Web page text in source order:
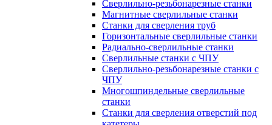
Сверлильно-резьбонарезные станки
Магнитные сверлильные станки
Станки для сверления труб
Горизонтальные сверлильные станки
Радиально-сверлильные станки
Сверлильные станки с ЧПУ
Сверлильно-резьбонарезные станки с
ЧПУ
Многошпиндельные сверлильные
станки
Станки для сверления отверстий под